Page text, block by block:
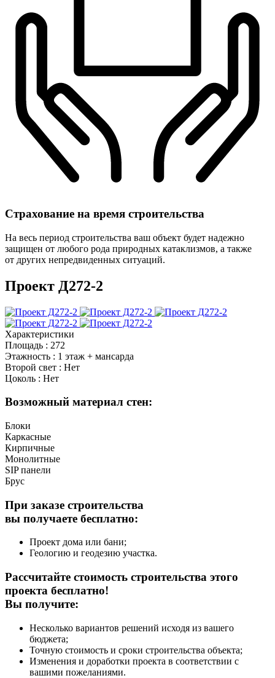
Страхование на время строительства
На весь период строительства ваш объект будет надежно
защищен от любого рода природных катаклизмов, а также
от других непредвиденных ситуаций.
Проект Д272-2
Характеристики
Площадь : 272
Этажность : 1 этаж + мансарда
Второй свет : Нет
Цоколь : Нет
Возможный материал стен:
Блоки
Каркасные
Кирпичные
Монолитные
SIP панели
Брус
При заказе строительства
вы получаете бесплатно:
Проект дома или бани;
Геологию и геодезию участка.
Рассчитайте стоимость строительства этого
проекта бесплатно!
Вы получите:
Несколько вариантов решений исходя из вашего
бюджета;
Точную стоимость и сроки строительства объекта;
Изменения и доработки проекта в соответствии с
вашими пожеланиями.